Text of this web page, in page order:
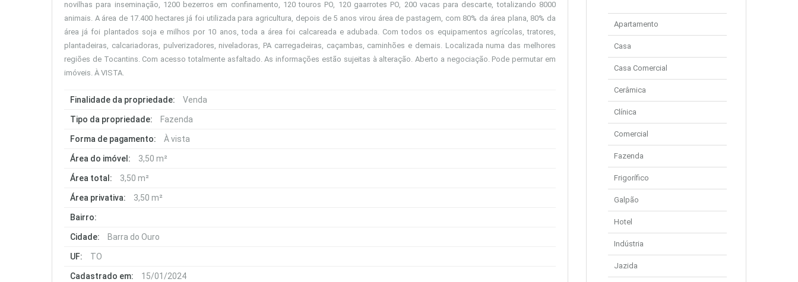
novilhas para inseminação, 1200 bezerros em confinamento, 120 touros PO, 120 gaarrotes PO, 200 vacas para descarte, totalizando 8000
animais. A área de 17.400 hectares já foi utilizada para agricultura, depois de 5 anos virou área de pastagem, com 80% da área plana, 80% da
área já foi plantados soja e milhos por 10 anos, toda a área foi calcareada e adubada. Com todos os equipamentos agrícolas, tratores,
plantadeiras, calcariadoras, pulverizadores, niveladoras, PA carregadeiras, caçambas, caminhões e demais. Localizada numa das melhores
regiões de Tocantins. Com acesso totalmente asfaltado. As informações estão sujeitas à alteração. Aberto a negociação. Pode permutar em
imóveis. À VISTA.
Finalidade da propriedade: Venda
Tipo da propriedade: Fazenda
Forma de pagamento: À vista
Área do imóvel: 3,50 m²
Área total: 3,50 m²
Área privativa: 3,50 m²
Bairro:
Cidade: Barra do Ouro
UF: TO
Cadastrado em: 15/01/2024
Apartamento
Casa
Casa Comercial
Cerâmica
Clínica
Comercial
Fazenda
Frigorífico
Galpão
Hotel
Indústria
Jazida